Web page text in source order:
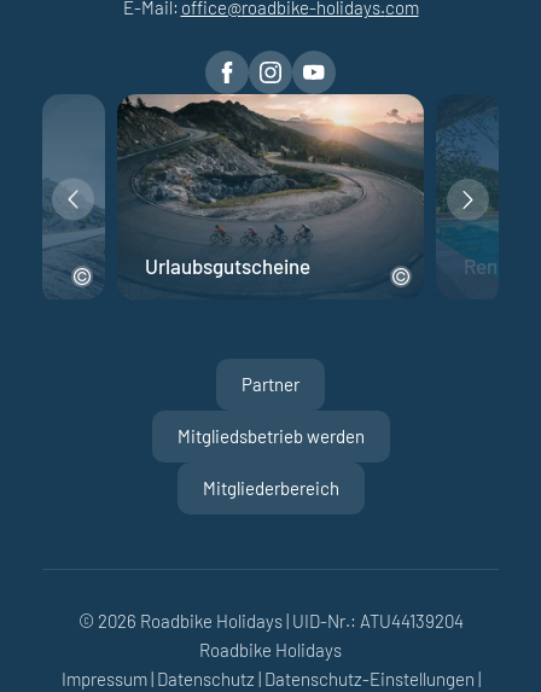
E-Mail: office@roadbike-holidays.com
Urlaubsgutscheine
Partner
Mitgliedsbetrieb werden
Mitgliederbereich
© 2026 Roadbike Holidays| UID-Nr.: ATU44139204
Roadbike Holidays
Impressum| Datenschutz | Datenschutz-Einstellungen |